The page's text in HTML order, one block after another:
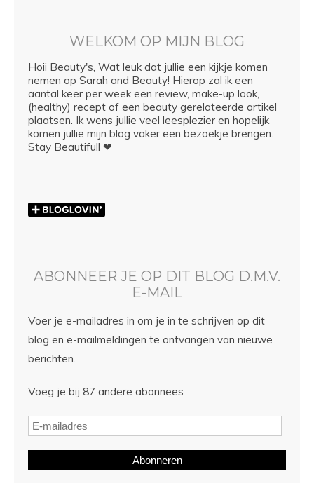
WELKOM OP MIJN BLOG
Hoii Beauty's, Wat leuk dat jullie een kijkje komen
nemen op Sarah and Beauty! Hierop zal ik een
aantal keer per week een review, make-up look,
(healthy) recept of een beauty gerelateerde artikel
plaatsen. Ik wens jullie veel leesplezier en hopelijk
komen jullie mijn blog vaker een bezoekje brengen.
Stay Beautifull ❤
ABONNEER JE OP DIT BLOG D.M.V.
E-MAIL
Voer je e-mailadres in om je in te schrijven op dit
blog en e-mailmeldingen te ontvangen van nieuwe
berichten.
Voeg je bij 87 andere abonnees
Abonneren